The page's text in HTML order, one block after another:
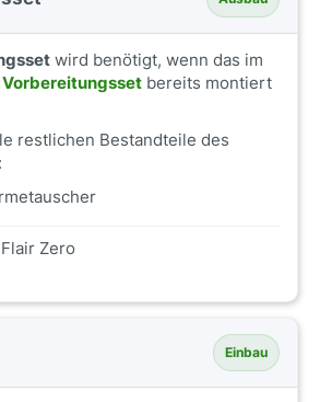
wird benötigt, wenn das im
Vorbereitungsset bereits montiert
restlichen Bestandteile des
Zero
Einbau